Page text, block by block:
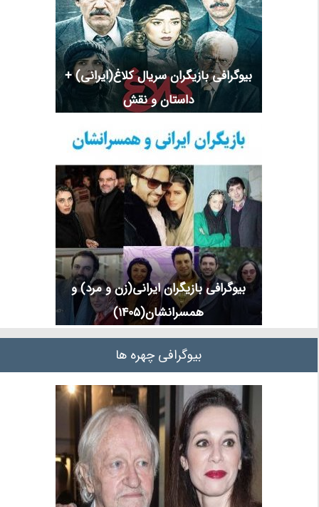
بیوگرافی بازیگران سریال کلاغ(ایرانی) +
داستان و نقش
بیوگرافی بازیگران ایرانی(زن و مرد) و
همسرانشان(1405)
بیوگرافی چهره ها